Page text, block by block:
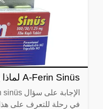
A-Ferin Sinüs لماذا يستخدم وأعراضه الجانبية
في رحلة للتعرف على هذا